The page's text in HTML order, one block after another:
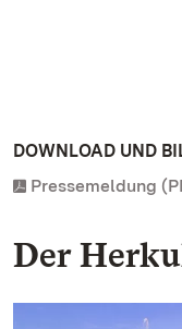
DOWNLOAD UND
Pressemeldung
Der